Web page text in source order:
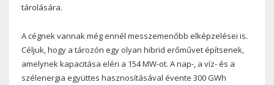
tárolására.
A cégnek vannak még ennél messzemenőbb elképzelései is.
Céljuk, hogy a tározón egy olyan hibrid erőművet építsenek,
amelynek kapacitása eléri a 154 MW-ot. A nap-, a víz- és a
szélenergia együttes hasznosításával évente 300 GWh